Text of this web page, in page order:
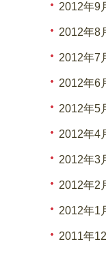
2012年9
2012年8
2012年7
2012年6
2012年5
2012年4
2012年3
2012年2
2012年1
2011年